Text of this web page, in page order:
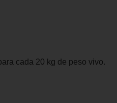
cada 20 kg de peso vivo.